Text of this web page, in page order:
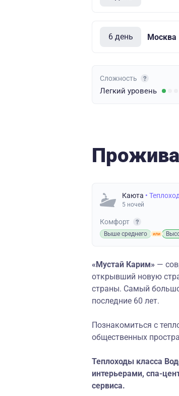
6 день Москва
Сложность
Легкий уровень
Каюта •
5 ночей
Комфорт
Выше среднего
«Мустай Карим» —
открывший новую
страны. Самый
последние 60 лет.
Познакомиться с
общественных
Теплоходы класса
интерьерами, спа-
сервиса.